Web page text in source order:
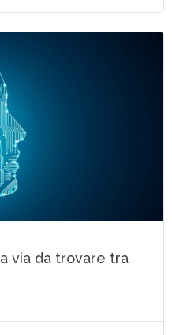
via da trovare tra